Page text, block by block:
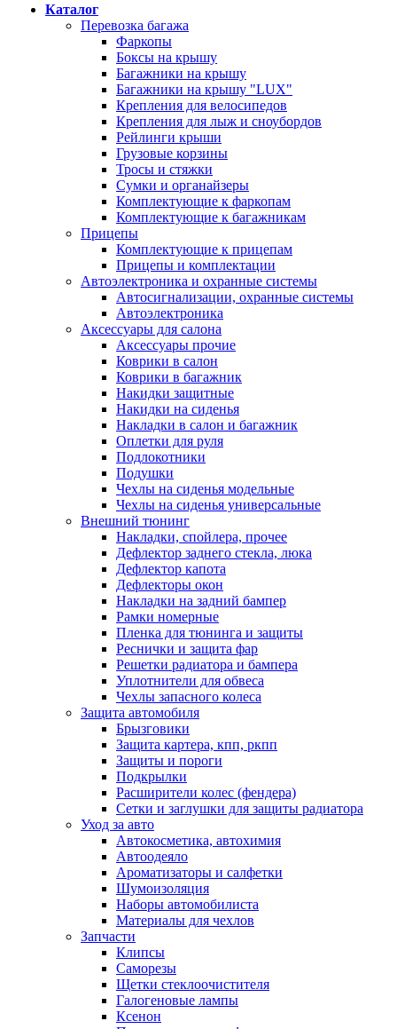
Каталог
Перевозка багажа
Фаркопы
Боксы на крышу
Багажники на крышу
Багажники на крышу "LUX"
Крепления для велосипедов
Крепления для лыж и сноубордов
Рейлинги крыши
Грузовые корзины
Тросы и стяжки
Сумки и органайзеры
Комплектующие к фаркопам
Комплектующие к багажникам
Прицепы
Комплектующие к прицепам
Прицепы и комплектации
Автоэлектроника и охранные системы
Автосигнализации, охранные системы
Автоэлектроника
Аксессуары для салона
Аксессуары прочие
Коврики в салон
Коврики в багажник
Накидки защитные
Накидки на сиденья
Накладки в салон и багажник
Оплетки для руля
Подлокотники
Подушки
Чехлы на сиденья модельные
Чехлы на сиденья универсальные
Внешний тюнинг
Накладки, спойлера, прочее
Дефлектор заднего стекла, люка
Дефлектор капота
Дефлекторы окон
Накладки на задний бампер
Рамки номерные
Пленка для тюнинга и защиты
Реснички и защита фар
Решетки радиатора и бампера
Уплотнители для обвеса
Чехлы запасного колеса
Защита автомобиля
Брызговики
Защита картера, кпп, ркпп
Защиты и пороги
Подкрылки
Расширители колес (фендера)
Сетки и заглушки для защиты радиатора
Уход за авто
Автокосметика, автохимия
Автоодеяло
Ароматизаторы и салфетки
Шумоизоляция
Наборы автомобилиста
Материалы для чехлов
Запчасти
Клипсы
Саморезы
Щетки стеклоочистителя
Галогеновые лампы
Ксенон